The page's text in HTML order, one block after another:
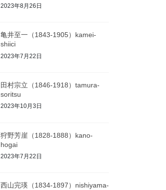
2023年8月26日
亀井至一（1843-1905）kamei-
shiici
2023年7月22日
田村宗立（1846-1918）tamura-
soritsu
2023年10月3日
狩野芳崖（1828-1888）kano-
hogai
2023年7月22日
西山完瑛（1834-1897）nishiyama-